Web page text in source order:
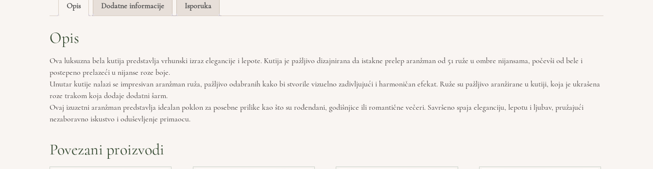
Opis Dodatne informacije Isporuka
Opis
Ova luksuzna bela kutija predstavlja vrhunski izraz elegancije i lepote. Kutija je pažljivo dizajnirana da istakne prelep aranžman od 51 ruže u ombre nijansama, počevši od bele i
postepeno prelazeći u nijanse roze boje.
Unutar kutije nalazi se impresivan aranžman ruža, pažljivo odabranih kako bi stvorile vizuelno zadivljujući i harmoničan efekat. Ruže su pažljivo aranžirane u kutiji, koja je ukrašena
roze trakom koja dodaje dodatni šarm.
Ovaj izuzetni aranžman predstavlja idealan poklon za posebne prilike kao što su rođendani, godišnjice ili romantične večeri. Savršeno spaja eleganciju, lepotu i ljubav, pružajući
nezaboravno iskustvo i oduševljenje primaocu.
Povezani proizvodi